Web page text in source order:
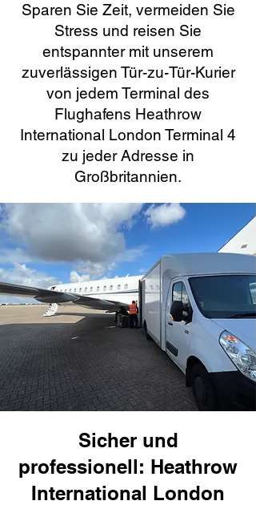
Sparen Sie Zeit, vermeiden Sie
Stress und reisen Sie
entspannter mit unserem
zuverlässigen Tür-zu-Tür-Kurier
von jedem Terminal des
Flughafens Heathrow
International London Terminal 4
zu jeder Adresse in
Großbritannien.
Sicher und
professionell: Heathrow
International London